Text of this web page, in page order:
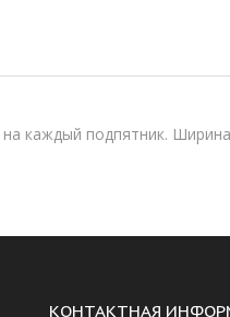
каждый подпятник.
КОНТАКТНАЯ